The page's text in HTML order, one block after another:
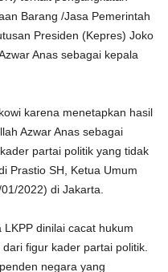
Barang /Jasa Pemerintah
Presiden (Kepres) Joko
Anas sebagai kepala
karena menetapkan hasil
Azwar Anas sebagai
partai politik yang tidak
Prastio SH, Ketua Umum
2022) di Jakarta.
dinilai cacat hukum
figur kader partai politik.
negara yang